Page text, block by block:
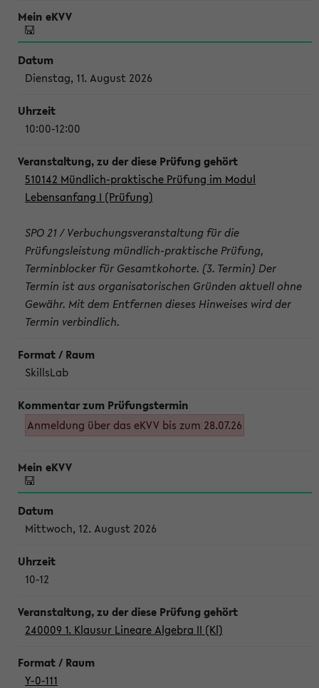
Dienstag, 11. August 2026
10:00-12:00
510142 Mündlich-praktische Prüfung im Modul
Lebensanfang I (Prüfung)
SPO 21 / Verbuchungsveranstaltung für die
Prüfungsleistung mündlich-praktische Prüfung,
Terminblocker für Gesamtkohorte. (3. Termin) Der
Termin ist aus organisatorischen Gründen aktuell ohne
Gewähr. Mit dem Entfernen dieses Hinweises wird der
Termin verbindlich.
SkillsLab
Anmeldung über das eKVV bis zum 28.07.26
Mittwoch, 12. August 2026
10-12
240009 1. Klausur Lineare Algebra II (Kl)
Y-0-111